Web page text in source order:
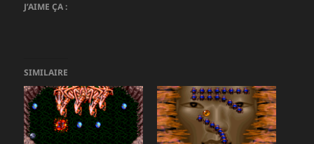
J’AIME ÇA :
SIMILAIRE